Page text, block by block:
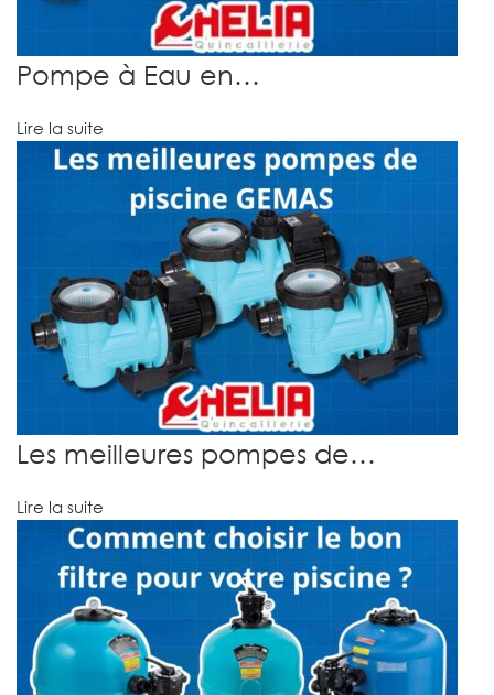
Pompe à Eau en…
Lire la suite
Les meilleures pompes de…
Lire la suite